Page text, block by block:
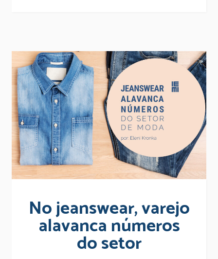
No jeanswear, varejo
alavanca números
do setor